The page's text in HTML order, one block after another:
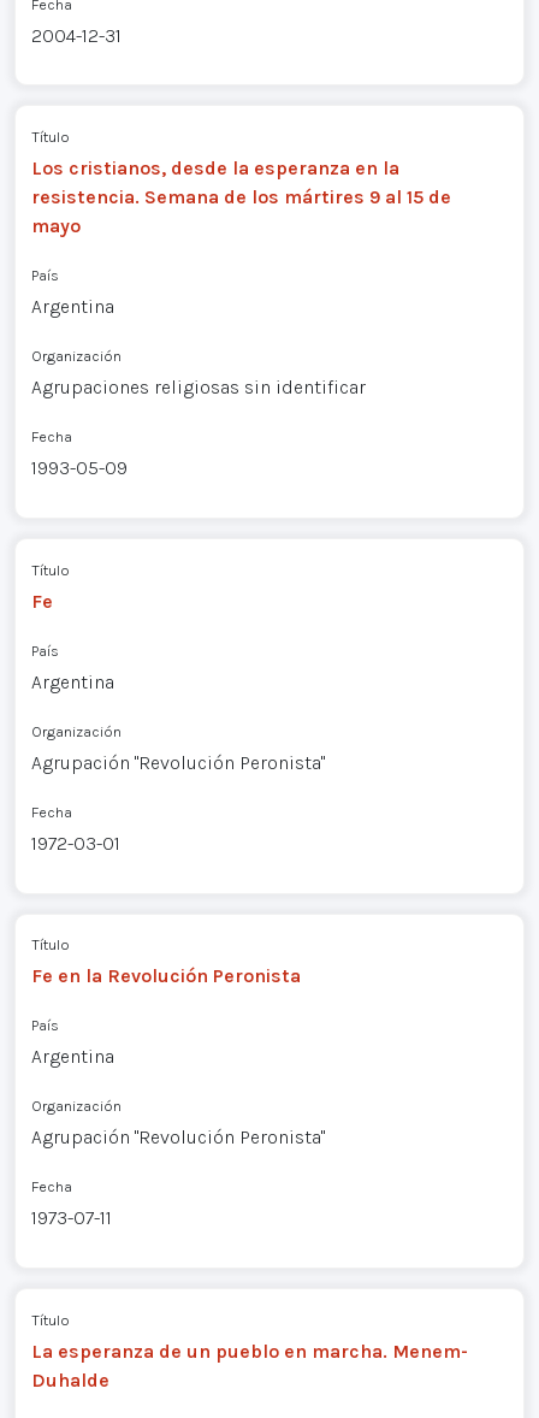
Fecha
2004-12-31
Título
Los cristianos, desde la esperanza en la
resistencia. Semana de los mártires 9 al 15 de
mayo
País
Argentina
Organización
Agrupaciones religiosas sin identificar
Fecha
1993-05-09
Título
Fe
País
Argentina
Organización
Agrupación "Revolución Peronista"
Fecha
1972-03-01
Título
Fe en la Revolución Peronista
País
Argentina
Organización
Agrupación "Revolución Peronista"
Fecha
1973-07-11
Título
La esperanza de un pueblo en marcha. Menem-
Duhalde